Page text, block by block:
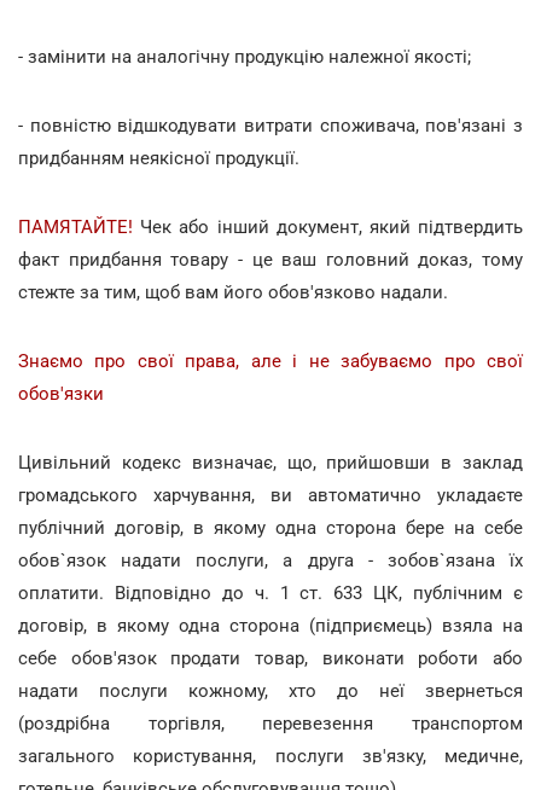
- замінити на аналогічну продукцію належної якості;
- повністю відшкодувати витрати споживача, пов'язані з
придбанням неякісної продукції.
ПАМЯТАЙТЕ! Чек або інший документ, який підтвердить
факт придбання товару - це ваш головний доказ, тому
стежте за тим, щоб вам його обов'язково надали.
Знаємо про свої права, але і не забуваємо про свої
обов'язки
Цивільний кодекс визначає, що, прийшовши в заклад
громадського харчування, ви автоматично укладаєте
публічний договір, в якому одна сторона бере на себе
обов`язок надати послуги, а друга - зобов`язана їх
оплатити. Відповідно до ч. 1 ст. 633 ЦК, публічним є
договір, в якому одна сторона (підприємець) взяла на
себе обов'язок продати товар, виконати роботи або
надати послуги кожному, хто до неї звернеться
(роздрібна торгівля, перевезення транспортом
загального користування, послуги зв'язку, медичне,